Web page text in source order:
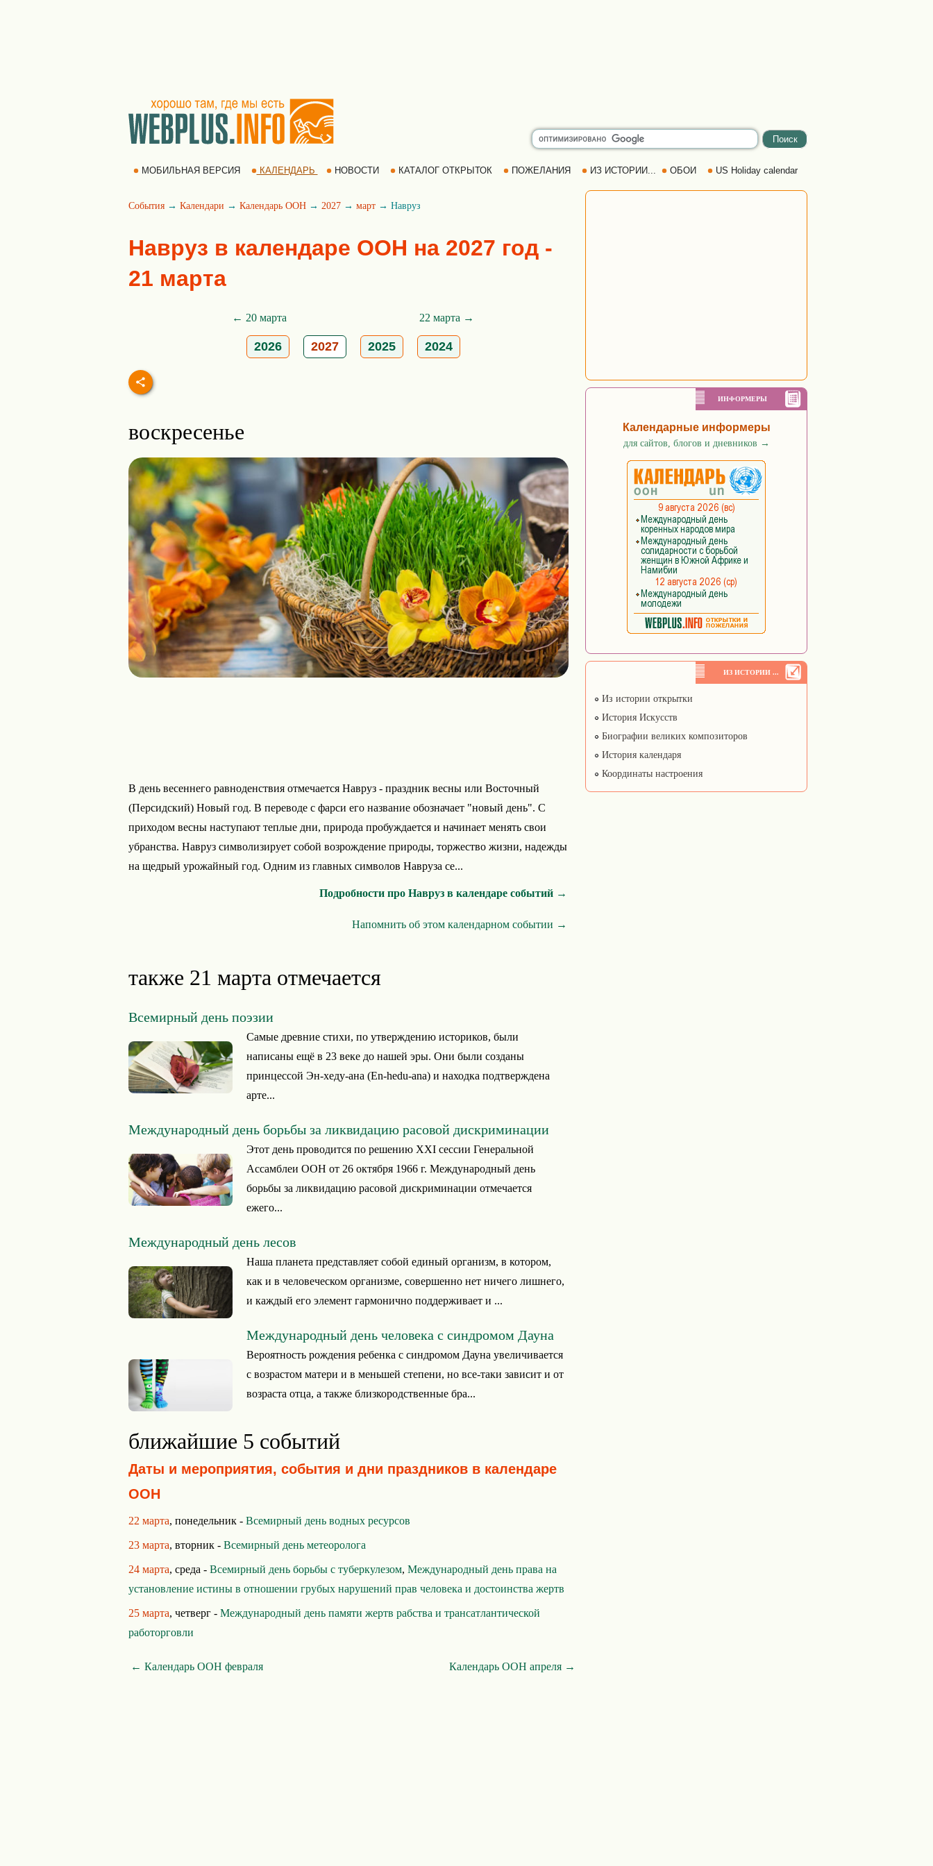
МОБИЛЬНАЯ ВЕРСИЯ КАЛЕНДАРЬ НОВОСТИ КАТАЛОГ ОТКРЫТОК ПОЖЕЛАНИЯ ИЗ ИСТОРИИ... ОБОИ US Holiday calendar
События → Календари → Календарь ООН → 2027 → март → Навруз
Навруз в календаре ООН на 2027 год -
21 марта
← 20 марта 22 марта →
2026 2027 2025 2024
воскресенье
В день весеннего равноденствия отмечается Навруз - праздник весны или Восточный
(Персидский) Новый год. В переводе с фарси его название обозначает "новый день". С
приходом весны наступают теплые дни, природа пробуждается и начинает менять свои
убранства. Навруз символизирует собой возрождение природы, торжество жизни, надежды
на щедрый урожайный год. Одним из главных символов Навруза се...
Подробности про Навруз в календаре событий →
Напомнить об этом календарном событии →
также 21 марта отмечается
Всемирный день поэзии
Самые древние стихи, по утверждению историков, были
написаны ещё в 23 веке до нашей эры. Они были созданы
принцессой Эн-хеду-ана (En-hedu-ana) и находка подтверждена
арте...
Международный день борьбы за ликвидацию расовой дискриминации
Этот день проводится по решению XXI сессии Генеральной
Ассамблеи ООН от 26 октября 1966 г. Международный день
борьбы за ликвидацию расовой дискриминации отмечается
ежего...
Международный день лесов
Наша планета представляет собой единый организм, в котором,
как и в человеческом организме, совершенно нет ничего лишнего,
и каждый его элемент гармонично поддерживает и ...
Международный день человека с синдромом Дауна
Вероятность рождения ребенка с синдромом Дауна увеличивается
с возрастом матери и в меньшей степени, но все-таки зависит и от
возраста отца, а также близкородственные бра...
ближайшие 5 событий
Даты и мероприятия, события и дни праздников в календаре
ООН
22 марта, понедельник - Всемирный день водных ресурсов
23 марта, вторник - Всемирный день метеоролога
24 марта, среда - Всемирный день борьбы с туберкулезом, Международный день права на
установление истины в отношении грубых нарушений прав человека и достоинства жертв
25 марта, четверг - Международный день памяти жертв рабства и трансатлантической
работорговли
← Календарь ООН февраля Календарь ООН апреля →
ИНФОРМЕРЫ
Календарные информеры
для сайтов, блогов и дневников →
ИЗ ИСТОРИИ ...
Из истории открытки
История Искусств
Биографии великих композиторов
История календаря
Координаты настроения